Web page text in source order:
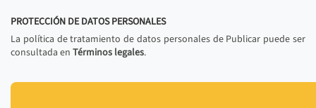
PROTECCIÓN DE DATOS PERSONALES
La política de tratamiento de datos personales de Publicar puede ser
consultada en Términos legales.